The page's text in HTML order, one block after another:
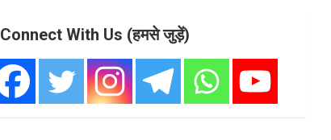
Connect With Us (हमसे जुड़ें)